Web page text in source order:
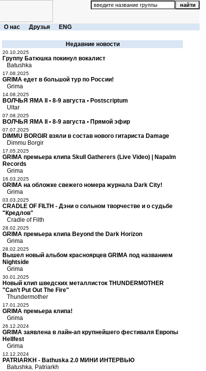
О нас Друзья ENG
Недавние новости
20.10.2025
Группу Батюшка покинул вокалист
Batushka
17.08.2025
GRIMA едет в большой тур по России!
Grima
14.08.2025
ВОЛЧЬЯ ЯМА II • 8-9 августа • Postscriptum
Ultar
07.08.2025
ВОЛЧЬЯ ЯМА II • 8-9 августа • Прямой эфир
07.07.2025
DIMMU BORGIR взяли в состав нового гитариста Damage
Dimmu Borgir
17.05.2025
GRIMA премьера клипа Skull Gatherers (Live Video) | Napalm
Records
Grima
16.03.2025
GRIMA на обложке свежего номера журнала Dark City!
Grima
03.03.2025
CRADLE OF FILTH - Дэни о сольном творчестве и о судьбе
"Кредлов"
Cradle of Filth
28.02.2025
GRIMA премьера клипа Beyond the Dark Horizon
Grima
28.02.2025
Вышел новый альбом красноярцев GRIMA под названием
Nightside
Grima
30.01.2025
Новый клип шведских металлисток THUNDERMOTHER
"Can’t Put Out The Fire"
Thundermother
17.01.2025
GRIMA премьера клипа!
Grima
26.12.2024
GRIMA заявлена в лайн-ап крупнейшего фестиваля Европы
Hellfest
Grima
12.12.2024
PATRIARKH - Bathuska 2.0 МИНИ ИНТЕРВЬЮ
Batushka Patriarkh